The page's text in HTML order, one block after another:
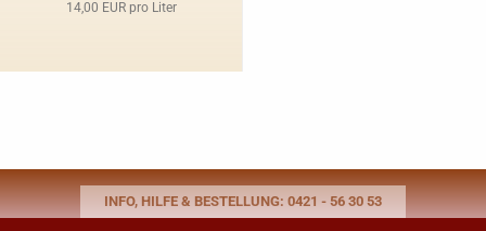
14,00 EUR pro Liter
INFO, HILFE & BESTELLUNG: 0421 - 56 30 53